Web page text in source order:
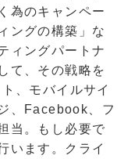
為のキャンペー
ングの構築」な
ィングパートナ
て、その戦略を
、モバイルサイ
、Facebook、フ
当。もし必要で
います。クライ